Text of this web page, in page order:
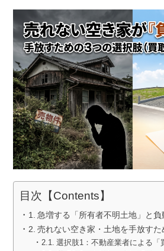
目次【Contents】
急増する「所有者不明土地」と
売れない空き家・土地を手放す
選択肢1：不動産業者による「